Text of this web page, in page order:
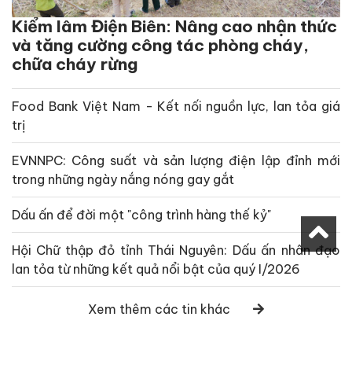
Kiểm lâm Điện Biên: Nâng cao nhận thức
và tăng cường công tác phòng cháy,
chữa cháy rừng
Food Bank Việt Nam - Kết nối nguồn lực, lan tỏa giá
trị
EVNNPC: Công suất và sản lượng điện lập đỉnh mới
trong những ngày nắng nóng gay gắt
Dấu ấn để đời một "công trình hàng thế kỷ"
Hội Chữ thập đỏ tỉnh Thái Nguyên: Dấu ấn nhân đạo
lan tỏa từ những kết quả nổi bật của quý I/2026
Xem thêm các tin khác